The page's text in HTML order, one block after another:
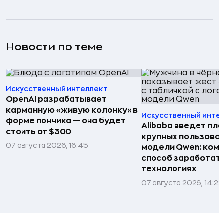
Новости по теме
Искусственный интеллект
OpenAI разрабатывает
карманную «живую колонку» в
форме пончика — она будет
стоить от $300
07 августа 2026, 16:45
Искусственный
Alibaba введет
крупных
модели Qwen:
способ
технологиях
07 августа 2026,